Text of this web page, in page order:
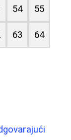
54 55
63 64